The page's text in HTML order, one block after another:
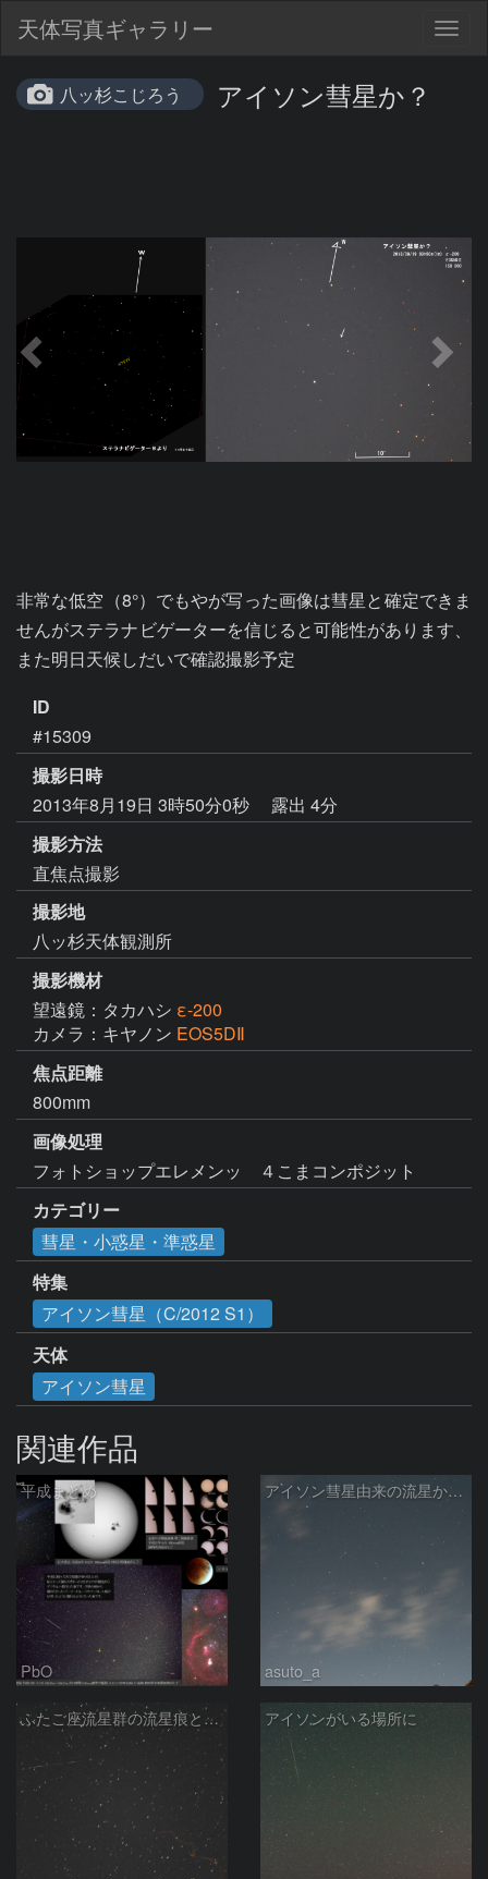
天体写真ギャラリー
八ッ杉こじろう アイソン彗星か？
非常な低空（8°）でもやが写った画像は彗星と確定できま
せんがステラナビゲーターを信じると可能性があります、
また明日天候しだいで確認撮影予定
ID
#15309
撮影日時
2013年8月19日 3時50分0秒
露出 4分
撮影方法
直焦点撮影
撮影地
八ッ杉天体観測所
撮影機材
望遠鏡：タカハシ ε-200
カメラ：キヤノン EOS5DⅡ
焦点距離
800mm
画像処理
フォトショップエレメンッ　４こまコンポジット
カテゴリー
彗星・小惑星・準惑星
特集
アイソン彗星（C/2012 S1）
天体
アイソン彗星
関連作品
平成まとめ
PbO
アイソン彗星由来の流星か☆彡
asuto_a
ふたご座流星群の流星痕と散在流星 アイソンがいる場所に